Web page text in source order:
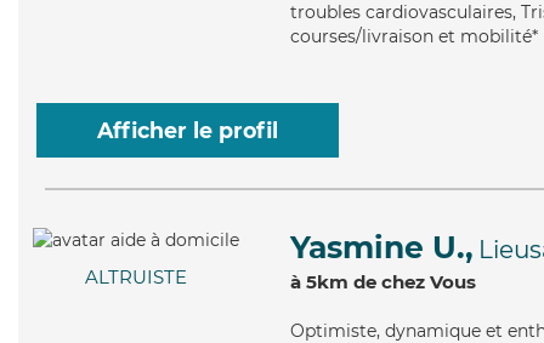
troubles cardiovasculaires,
courses/livraison et mobilité*
Afficher le profil
ALTRUISTE
Yasmine U.,
à 5km de chez Vous
Optimiste, dynamique et